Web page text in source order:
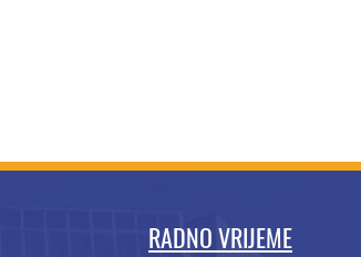
RADNO VRIJEME